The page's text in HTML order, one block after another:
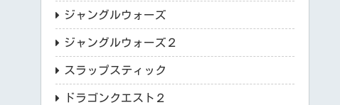
ジャングルウォーズ
ジャングルウォーズ２
スラップスティック
ドラゴンクエスト２